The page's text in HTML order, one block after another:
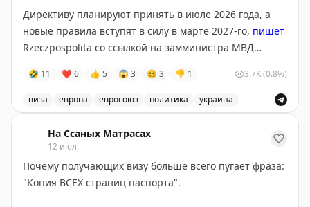
Stay tuned!
Подписаться на Матрассы
Директиву планируют принять в июле 2026 года, а
новые правила вступят в силу в марте 2027-го, пишет
Rzeczpospolita со ссылкой на замминистра МВД
Для въезда и получения временной защиты
потребуется подтверждение освобождения или
отсрочки от мобилизации. По данным издания,
изменения поддерживает Польша, а инициатором
выступил Киев.
🤣 11 ❤ 6 👍 5 😱 3 🥴 3 👎 1 3.7K(0.8%)
виза европа евросоюз политика украина
На Ссаных Матрасах
12 июл.
Почему получающих визу больше всего пугает фраза:
"Копия ВСЕХ страниц паспорта".